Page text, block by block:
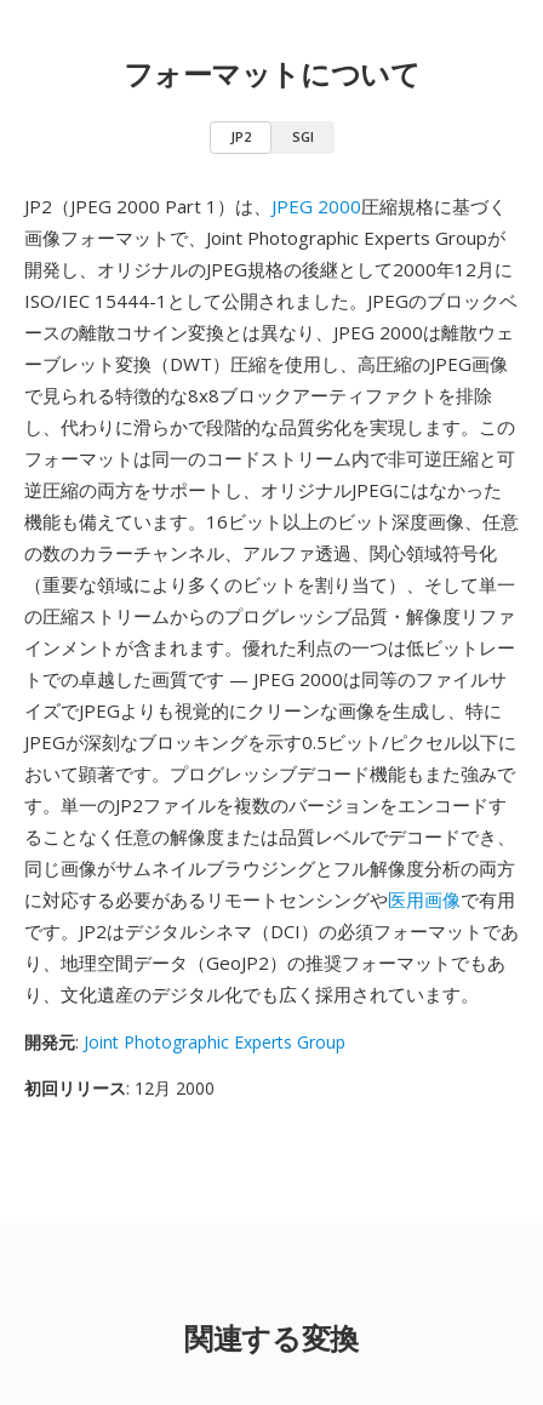
フォーマットについて
JP2 SGI
JP2（JPEG 2000 Part 1）は、 JPEG 2000圧縮規格に基づく
画像フォーマットで、Joint Photographic Experts Groupが
開発し、オリジナルのJPEG規格の後継として2000年12月に
ISO/IEC 15444-1として公開されました。JPEGのブロックベ
ースの離散コサイン変換とは異なり、JPEG 2000は離散ウェ
ーブレット変換（DWT）圧縮を使用し、高圧縮のJPEG画像
で見られる特徴的な8x8ブロックアーティファクトを排除
し、代わりに滑らかで段階的な品質劣化を実現します。この
フォーマットは同一のコードストリーム内で非可逆圧縮と可
逆圧縮の両方をサポートし、オリジナルJPEGにはなかった
機能も備えています。16ビット以上のビット深度画像、任意
の数のカラーチャンネル、アルファ透過、関心領域符号化
（重要な領域により多くのビットを割り当て）、そして単一
の圧縮ストリームからのプログレッシブ品質・解像度リファ
インメントが含まれます。優れた利点の一つは低ビットレー
トでの卓越した画質です — JPEG 2000は同等のファイルサ
イズでJPEGよりも視覚的にクリーンな画像を生成し、特に
JPEGが深刻なブロッキングを示す0.5ビット/ピクセル以下に
おいて顕著です。プログレッシブデコード機能もまた強みで
す。単一のJP2ファイルを複数のバージョンをエンコードす
ることなく任意の解像度または品質レベルでデコードでき、
同じ画像がサムネイルブラウジングとフル解像度分析の両方
に対応する必要があるリモートセンシングや医用画像で有用
です。JP2はデジタルシネマ（DCI）の必須フォーマットであ
り、地理空間データ（GeoJP2）の推奨フォーマットでもあ
り、文化遺産のデジタル化でも広く採用されています。
開発元: Joint Photographic Experts Group
初回リリース: 12月 2000
関連する変換